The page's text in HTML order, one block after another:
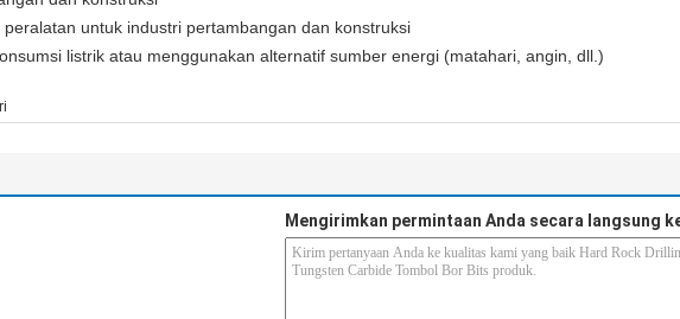
untuk industri pertambangan dan konstruksi
listrik atau menggunakan alternatif sumber energi (matahari, angin, dll.)
Mengirimkan permintaan Anda secara langsung